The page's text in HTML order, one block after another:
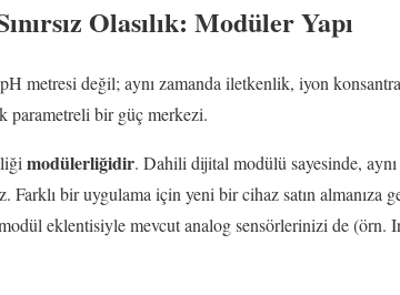
Olasılık: Modüler Yapı
metresi değil; aynı zamanda iletkenlik, iyon
parametreli bir güç merkezi.
modülerliğidir. Dahili dijital modülü sayesinde,
Farklı bir uygulama için yeni bir cihaz satın almanıza
eklentisiyle mevcut analog sensörlerinizi de